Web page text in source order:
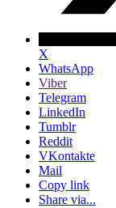
X
WhatsApp
Viber
Telegram
LinkedIn
Tumblr
Reddit
VKontakte
Mail
Copy link
Share via...